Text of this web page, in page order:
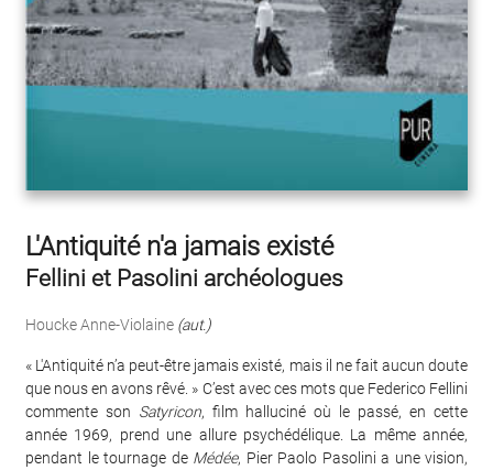
L'Antiquité n'a jamais existé
Fellini et Pasolini archéologues
Houcke Anne-Violaine (aut.)
« L'Antiquité n’a peut-être jamais existé, mais il ne fait aucun doute
que nous en avons rêvé. » C’est avec ces mots que Federico Fellini
commente son Satyricon, film halluciné où le passé, en cette
année 1969, prend une allure psychédélique. La même année,
pendant le tournage de Médée, Pier Paolo Pasolini a une vision,